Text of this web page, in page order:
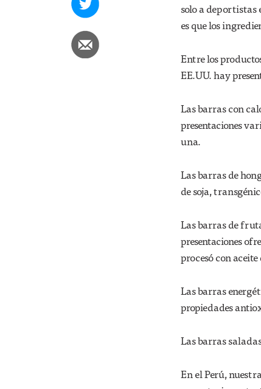
solo a deportistas
es que los
Entre los
EE.UU. hay
Las barras con
presentaciones
una.
Las barras de
de soja,
Las barras de
presentaciones
procesó con
Las barras
propiedades
Las barras
En el Perú,